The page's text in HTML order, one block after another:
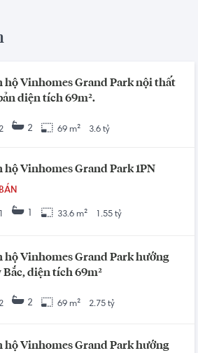
hộ Vinhomes Grand Park nội thất
diện tích 69m².
2 2 69 m² 3.6 tỷ
hộ Vinhomes Grand Park 1PN
1 33.6 m² 1.55 tỷ
hộ Vinhomes Grand Park hướng
Bắc, diện tích 69m²
2 2 69 m² 2.75 tỷ
hộ Vinhomes Grand Park hướng